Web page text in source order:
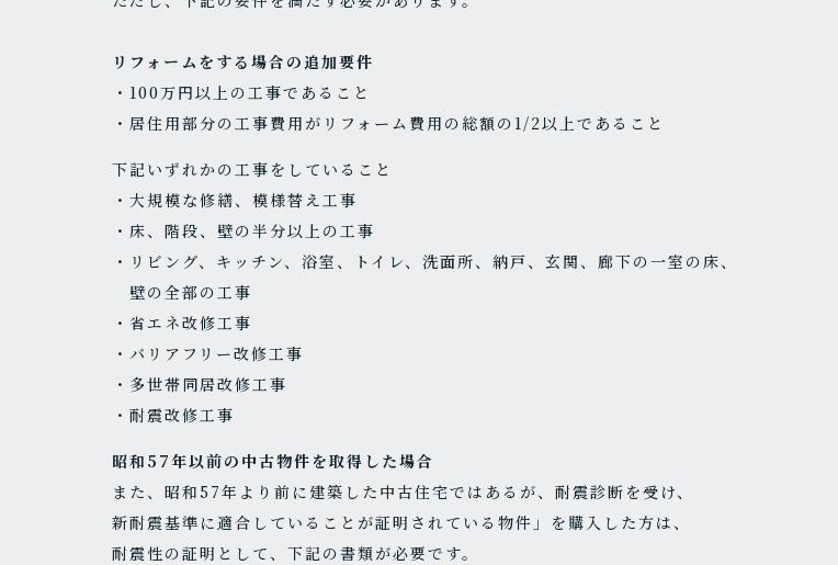
リフォームをする場合の追加要件
・100万円以上の工事であること
・居住用部分の工事費用がリフォーム費用の総額の1/2以上であること
下記いずれかの工事をしていること
・大規模な修繕、模様替え工事
・床、階段、壁の半分以上の工事
・リビング、キッチン、浴室、トイレ、洗面所、納戸、玄関、廊下の一室の床、
壁の全部の工事
・省エネ改修工事
・バリアフリー改修工事
・多世帯同居改修工事
・耐震改修工事
昭和57年以前の中古物件を取得した場合
また、昭和57年より前に建築した中古住宅ではあるが、耐震診断を受け、
新耐震基準に適合していることが証明されている物件」を購入した方は、
耐震性の証明として、下記の書類が必要です。